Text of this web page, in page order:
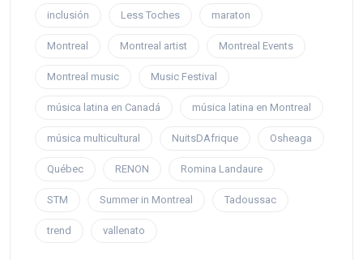
inclusión Less Toches maraton
Montreal Montreal artist Montreal Events
Montreal music Music Festival
música latina en Canadá música latina en Montreal
música multicultural NuitsDAfrique Osheaga
Québec RENON Romina Landaure
STM Summer in Montreal Tadoussac
trend vallenato